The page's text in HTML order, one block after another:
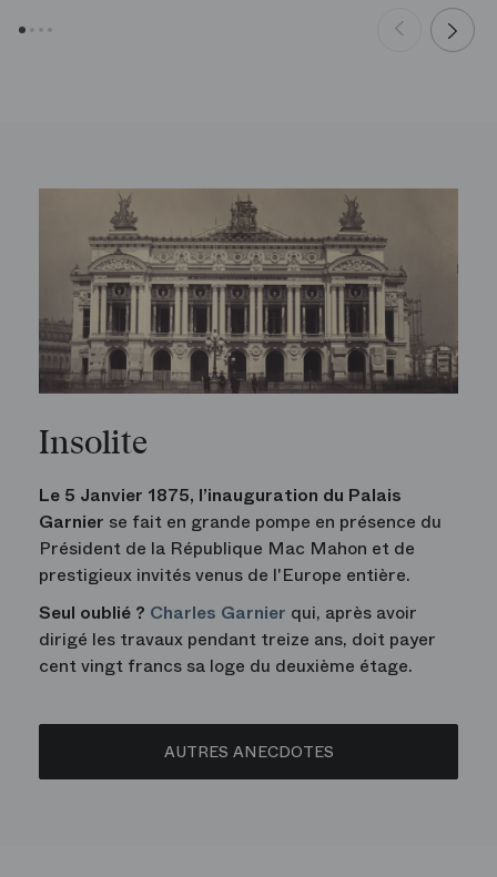
Insolite
Le 5 Janvier 1875, l’inauguration du Palais
Garnier se fait en grande pompe en présence du
Président de la République Mac Mahon et de
prestigieux invités venus de l'Europe entière.
Seul oublié ? Charles Garnier qui, après avoir
dirigé les travaux pendant treize ans, doit payer
cent vingt francs sa loge du deuxième étage.
AUTRES ANECDOTES